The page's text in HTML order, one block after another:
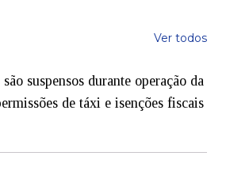
Ver todos
suspensos durante operação da
de táxi e isenções fiscais